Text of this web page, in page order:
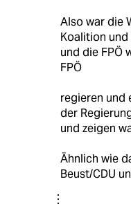
Also war die
Koalition
und die FPÖ
FPÖ
regieren und
der
und zeigen
Ähnlich wie
Beust/CDU